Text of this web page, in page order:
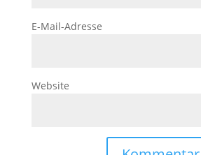
E-Mail-Adresse
Website